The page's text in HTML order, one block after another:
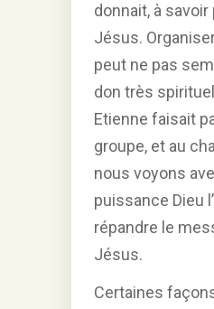
donnait, à
Jésus.
peut ne pas
don très
Etienne faisait
groupe, et au
nous voyons
puissance Dieu
répandre le
Jésus.
Certaines